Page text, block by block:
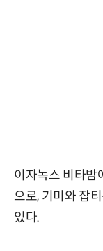
이자녹스 비타밤
으로, 기미와 잡
있다.